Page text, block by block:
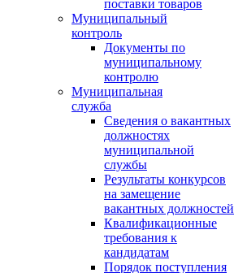
поставки товаров
Муниципальный
контроль
Документы по
муниципальному
контролю
Муниципальная
служба
Сведения о вакантных
должностях
муниципальной
службы
Результаты конкурсов
на замещение
вакантных должностей
Квалификационные
требования к
кандидатам
Порядок поступления